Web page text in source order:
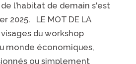
l’habitat de demain s'est
2025. LE MOT DE LA
visages du workshop
monde économiques,
ou simplement